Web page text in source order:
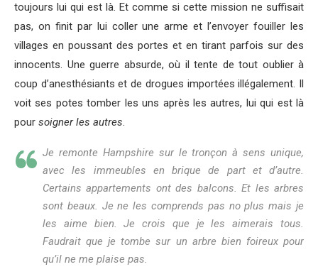
toujours lui qui est là. Et comme si cette mission ne suffisait
pas, on finit par lui coller une arme et l’envoyer fouiller les
villages en poussant des portes et en tirant parfois sur des
innocents. Une guerre absurde, où il tente de tout oublier à
coup d’anesthésiants et de drogues importées illégalement. Il
voit ses potes tomber les uns après les autres, lui qui est là
pour soigner les autres.
Je remonte Hampshire sur le tronçon à sens unique,
avec les immeubles en brique de part et d’autre.
Certains appartements ont des balcons. Et les arbres
sont beaux. Je ne les comprends pas no plus mais je
les aime bien. Je crois que je les aimerais tous.
Faudrait que je tombe sur un arbre bien foireux pour
qu’il ne me plaise pas.